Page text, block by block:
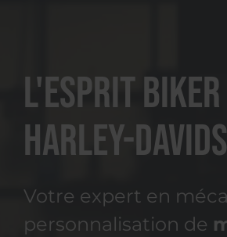
L'esprit
Harley-
Votre expert en
personnalisation de